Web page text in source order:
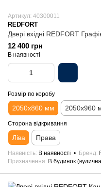
Артикул: 40300011
REDFORT
Двері вхідні REDFORT
12 400 грн
В наявності
Розмір по коробу
2050х860 мм 2050х960
Сторона відкривання
Ліва Права
Наявність В наявності Бренд
Призначення
В будинок